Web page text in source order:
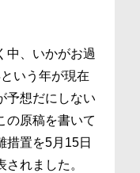
中、いかがお過
いう年が現在
予想だにしない
の原稿を書いて
措置を5月15日
れました。